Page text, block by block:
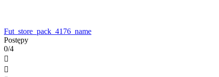
Fut_store_pack_4176_name
Postępy
0/4

